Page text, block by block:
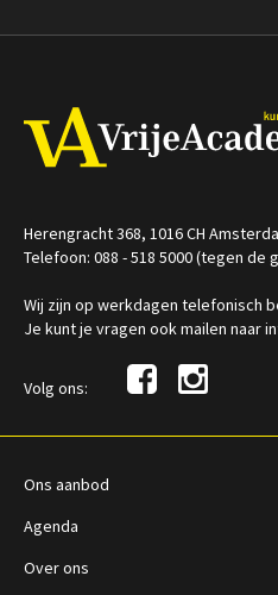
Speeltijd 1 uur
Herengracht 368, 1016 CH
Telefoon: 088 - 518 5000 (tegen
Wij zijn op werkdagen telefonisch
Je kunt je vragen ook mailen naar
Volg ons:
Ons aanbod
Agenda
Over ons